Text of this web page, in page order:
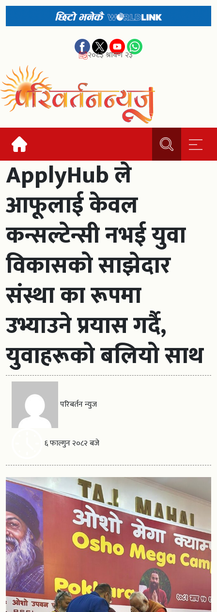
२०८३ श्रावण २३
ApplyHub ले
आफूलाई केवल
कन्सल्टेन्सी नभई युवा
विकासको साझेदार
संस्था का रूपमा
उभ्याउने प्रयास गर्दै,
युवाहरूको बलियो साथ
परिबर्तन न्युज
६ फाल्गुन २०८२ बजे